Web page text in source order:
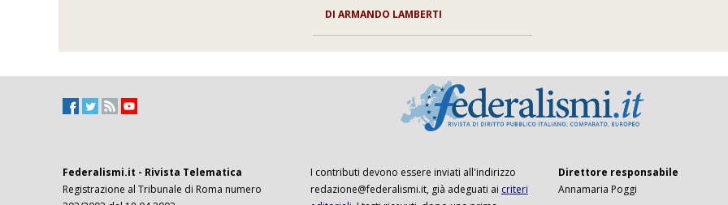
DIARMANDO LAMBERTI
Federalismi.it - Rivista Telematica
Registrazione al Tribunale di Roma numero
I contributi devono essere inviati all'indirizzo
redazione@federalismi.it, già adeguati ai criteri
Direttore responsabile
Annamaria Poggi